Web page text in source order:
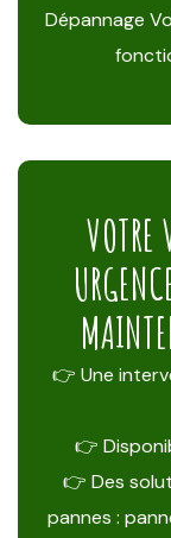
Dépannage
👉 Une
👉
👉 Des
pannes :